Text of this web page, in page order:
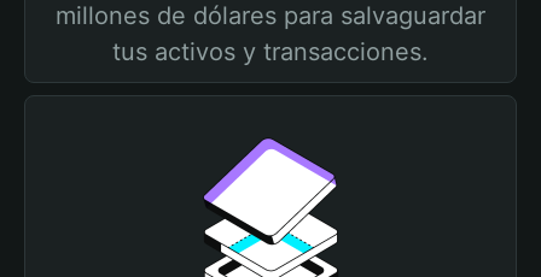
millones de dólares para salvaguardar
tus activos y transacciones.